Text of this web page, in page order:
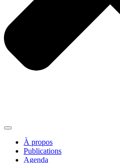
À propos
Publications
Agenda